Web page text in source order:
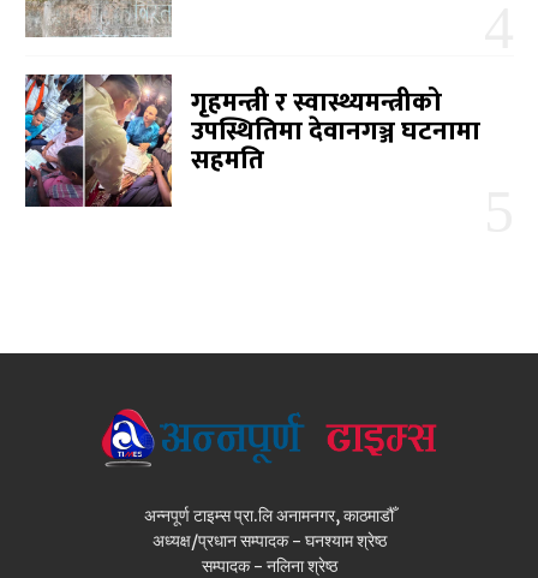
गृहमन्त्री र स्वास्थ्यमन्त्रीको
उपस्थितिमा देवानगञ्ज घटनामा
सहमति
अन्नपूर्ण टाइम्स प्रा.लि अनामनगर, काठमाडौँ
अध्यक्ष/प्रधान सम्पादक - घनश्याम श्रेष्ठ
सम्पादक - नलिना श्रेष्ठ